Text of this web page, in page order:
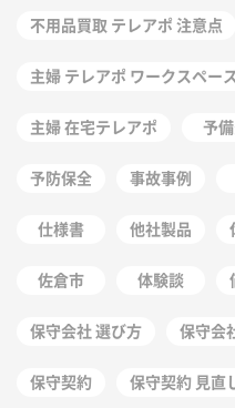
不用品買取 テレアポ 注意点
主婦 テレアポ ワークスペー
主婦 在宅テレアポ 予
予防保全 事故事例
仕様書 他社製品
佐倉市 体験談
保守会社 選び方 保守会
保守契約 保守契約 見直